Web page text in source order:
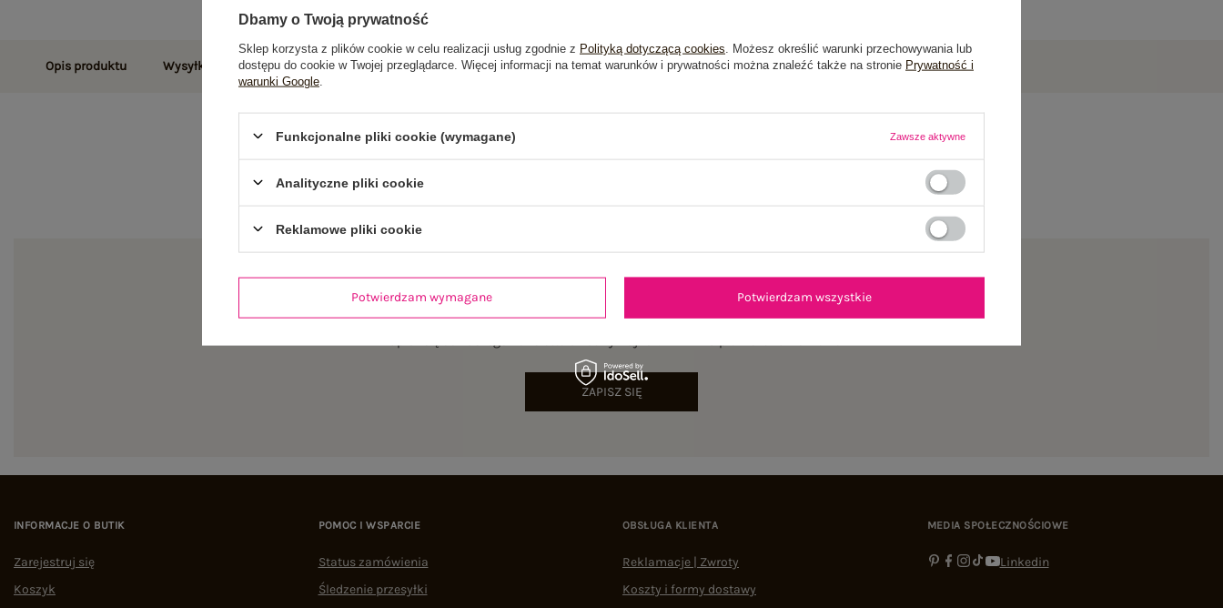
Opis produktu Wysyłka i dostawa Zwroty i reklamacje Opinie o produkcie(0)
ZAPISZ SIĘ
INFORMACJE O BUTIK
Zarejestruj się
Koszyk
POMOC I WSPARCIE
Status zamówienia
Śledzenie przesyłki
OBSŁUGA KLIENTA
Reklamacje | Zwroty
Koszty i formy dostawy
MEDIA SPOŁECZNOŚCIOWE
Linkedin
Dbamy o Twoją prywatność
Sklep korzysta z plików cookie w celu realizacji usług zgodnie z Polityką dotyczącą cookies . Możesz określić warunki przechowywania lub
dostępu do cookie w Twojej przeglądarce. Więcej informacji na temat warunków i prywatności można znaleźć także na stronie Prywatność i
warunki Google
Funkcjonalne pliki cookie (wymagane) Zawsze aktywne
Analityczne pliki cookie
Reklamowe pliki cookie
Potwierdzam wymagane Potwierdzam wszystkie